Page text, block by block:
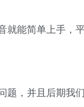
就能简单上手，
题，并且后期我